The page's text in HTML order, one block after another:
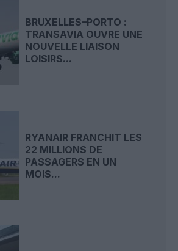
BRUXELLES–PORTO :
TRANSAVIA OUVRE UNE
NOUVELLE LIAISON
LOISIRS...
RYANAIR FRANCHIT LES
22 MILLIONS DE
PASSAGERS EN UN
MOIS...